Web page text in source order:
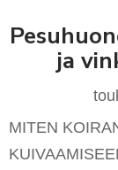
ja
MITEN